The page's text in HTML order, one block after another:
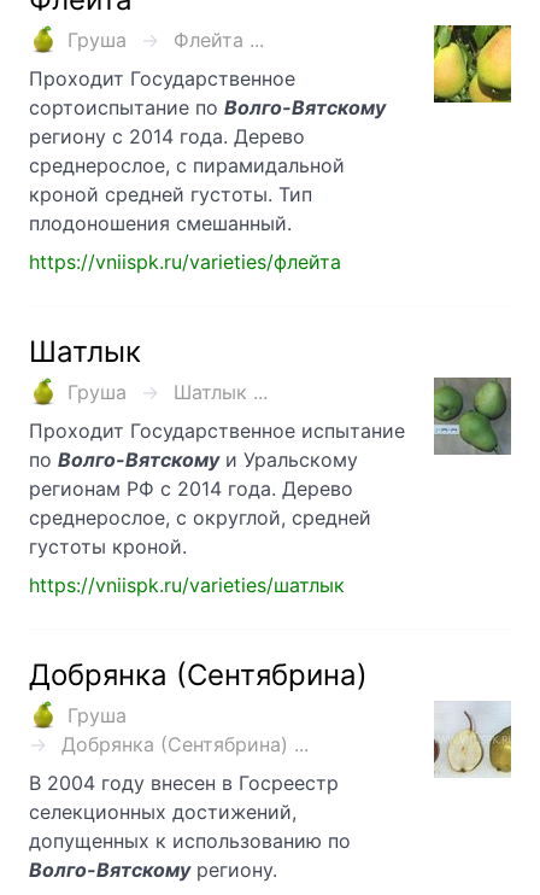
Груша
Флейта ...
Проходит Государственное
сортоиспытание по Волго-Вятскому
региону с 2014 года. Дерево
среднерослое, с пирамидальной
кроной средней густоты. Тип
плодоношения смешанный.
https://vniispk.ru/varieties/флейта
Шатлык
Груша
Шатлык ...
Проходит Государственное испытание
по Волго-Вятскомуи Уральскому
регионам РФ с 2014 года. Дерево
среднерослое, с округлой, средней
густоты кроной.
https://vniispk.ru/varieties/шатлык
Добрянка (Сентябрина)
Груша
Добрянка (Сентябрина) ...
В 2004 году внесен в Госреестр
селекционных достижений,
допущенных к использованию по
Волго-Вятскомурегиону.